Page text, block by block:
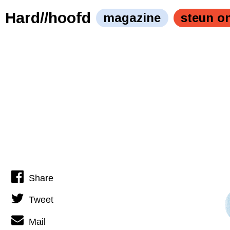
Hard//hoofd magazine steun
Share
Tweet
Mail